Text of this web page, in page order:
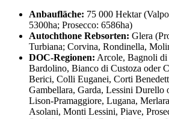
Anbaufläche: 75 000 Hektar
5300ha; Prosecco: 6586ha)
Autochthone Rebsorten: Glera
Turbiana; Corvina, Rondinella,
DOC-Regionen: Arcole, Bagnoli di
Bardolino, Bianco di Custoza oder
Berici, Colli Euganei, Corti
Gambellara, Garda, Lessini Durello
Lison-Pramaggiore, Lugana,
Asolani, Monti Lessini, Piave,